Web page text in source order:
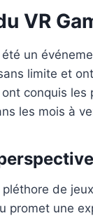
VR
un
limite et
conquis les
les mois à
de
promet une